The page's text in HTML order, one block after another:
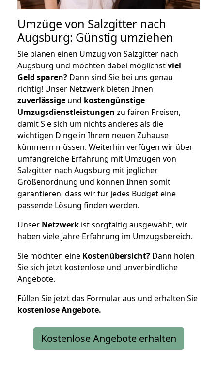
Umzüge von Salzgitter nach
Augsburg: Günstig umziehen
Sie planen einen Umzug von Salzgitter nach
Augsburg und möchten dabei möglichstviel
Geld sparen? Dann sind Sie bei uns genau
richtig! Unser Netzwerk bieten Ihnen
zuverlässige und kostengünstige
Umzugsdienstleistungen zu fairen Preisen,
damit Sie sich um nichts anderes als die
wichtigen Dinge in Ihrem neuen Zuhause
kümmern müssen. Weiterhin verfügen wir über
umfangreiche Erfahrung mit Umzügen von
Salzgitter nach Augsburg mit jeglicher
Größenordnung und können Ihnen somit
garantieren, dass wir für jedes Budget eine
passende Lösung finden werden.
Unser Netzwerk ist sorgfältig ausgewählt, wir
haben viele Jahre Erfahrung im Umzugsbereich.
Sie möchten eine Kostenübersicht? Dann holen
Sie sich jetzt kostenlose und unverbindliche
Angebote.
Füllen Sie jetzt das Formular aus und erhalten Sie
kostenloseAngebote.
Kostenlose Angebote erhalten